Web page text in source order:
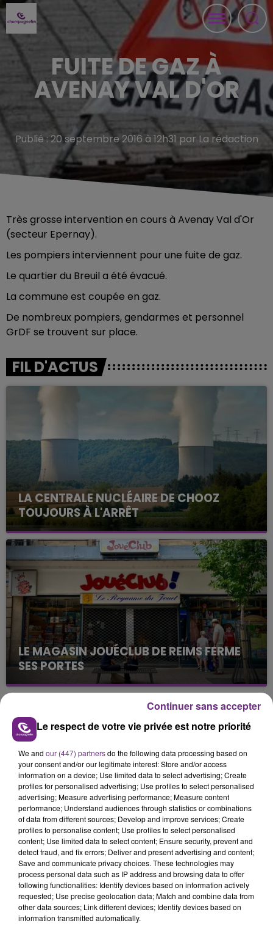
FUITE DE GAZ À
AVENAY VAL D'OR
Publié : 20 septembre 2016 à 12h31 par La rédaction
Très grosse intervention en cours à Avenay Val d'Or
(secteur Epernay).
Les pompiers interviennent pour une fuite de gaz.
Le quartier du Breuil a été évacué.
La commune est coupée en gaz.
De nombreux pompiers, gendarmes et personnel
GrDF se trouvent sur place.
FIL D'ACTUS
LA CENTRALE NUCLÉAIRE DE CHOOZ
TOUJOURS À L'ARRÊT
Cela fait déjà une semaine que la centrale
nucléaire ardennaise est à l'arrêt. Une situation
justifiée par la sécheresse intense qui est toujours
présente.
LE MAGASIN JOUÉCLUB DE REIMS FERME
SES PORTES
C'était l'une des institutions du centre-ville
rémois. Le magasin JouéClub est contraint de
TITRES DIFFUSÉS
21h14
21h14
ZAHO & MC SOLAAR
Comme Caroline
21h09
21h09
ELLIE GOULDING
Lights
21h06
21h06
Le respect de votre vie privée est notre priorité
We and our (447) partnersdo the following data processing based on
your consent and/or our legitimate interest: Store and/or access
information on a device; Use limited data to select advertising; Create
profiles for personalised advertising; Use profiles to select personalised
advertising; Measure advertising performance; Measure content
performance; Understand audiences through statistics or combinations
of data from different sources; Develop and improve services; Create
profiles to personalise content; Use profiles to select personalised
content; Use limited data to select content; Ensure security, prevent and
detect fraud, and fix errors; Deliver and present advertising and content;
Save and communicate privacy choices. These technologies may
process personal data such as IP address and browsing data to offer
following functionalities: Identify devices based on information actively
requested; Use precise geolocation data; Match and combine data from
other data sources; Link different devices; Identify devices based on
information transmitted automatically.
Continuer sans accepter